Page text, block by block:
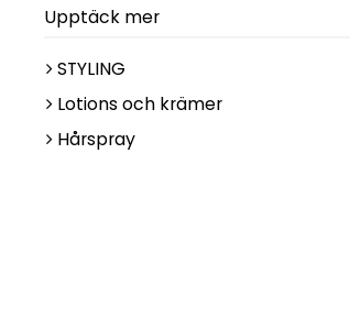
Upptäck mer
STYLING
Lotions och krämer
Hårspray